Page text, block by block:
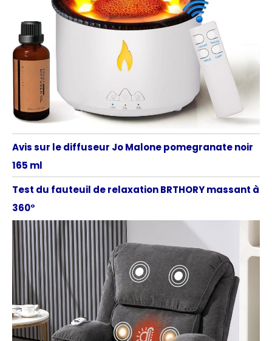
Avis sur le diffuseur Jo Malone pomegranate noir
165 ml
Test du fauteuil de relaxation BRTHORY massant à
360°